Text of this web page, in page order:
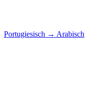
Portugiesisch → Arabisch